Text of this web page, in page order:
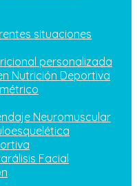
situaciones
personalizada
Nutrición Deportiva
Neuromuscular
Facial